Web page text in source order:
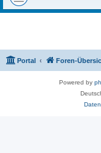
Portal Foren-
Powered by